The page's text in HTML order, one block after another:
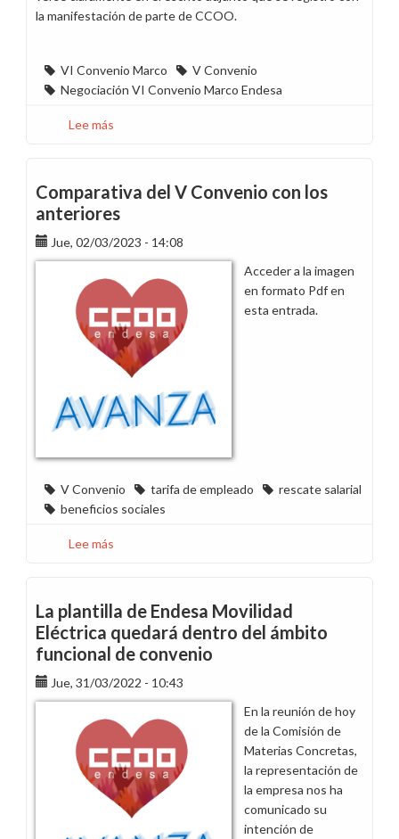
la manifestación de parte de CCOO.
VI Convenio Marco
V Convenio
Negociación VI Convenio Marco Endesa
Lee más
a
la
dirección
de
Endesa
a
convocar
la
comisión
negociadora
del
V
Convenio
dar
máxima
garantía
de
las
empresas
del
convenio
Comparativa del V Convenio con los
anteriores
Jue, 02/03/2023 - 14:08
Acceder a la imagen
en formato Pdf en
esta entrada.
V Convenio tarifa de empleado
rescate salarial
beneficios sociales
Lee más
Convenio
con
los
anteriores
La plantilla de Endesa Movilidad
Eléctrica quedará dentro del ámbito
funcional de convenio
Jue, 31/03/2022 - 10:43
En la reunión de hoy
de la Comisión de
Materias Concretas,
la representación de
la empresa nos ha
comunicado su
intención de